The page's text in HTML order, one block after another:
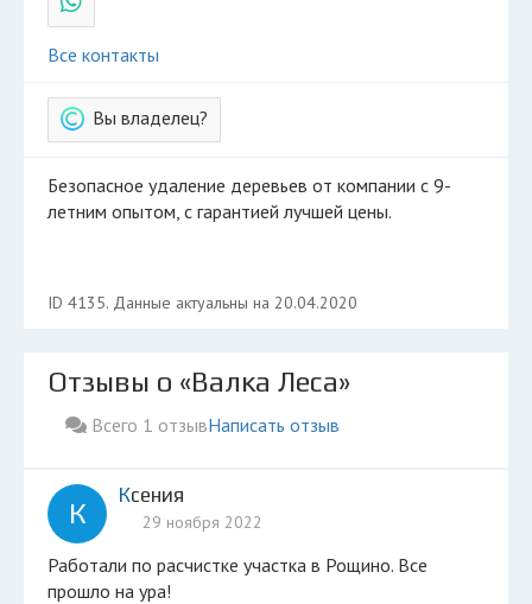
Все контакты
Вы владелец?
Безопасное удаление деревьев от компании с 9-
летним опытом, с гарантией лучшей цены.
ID 4135. Данные актуальны на 20.04.2020
Отзывы о «Валка Леса»
Всего 1 отзывНаписать отзыв
К
Ксения
29 ноября 2022
Работали по расчистке участка в Рощино. Все
прошло на ура!